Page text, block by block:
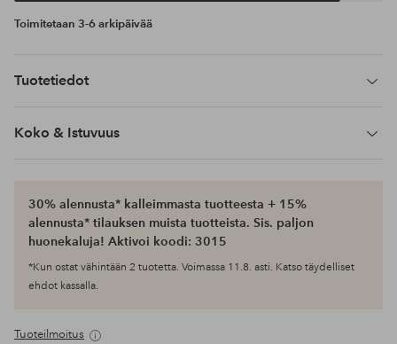
Toimitetaan 3-6 arkipäivää
Tuotetiedot
Koko & Istuvuus
30% alennusta* kalleimmasta tuotteesta + 15%
alennusta* tilauksen muista tuotteista. Sis. paljon
huonekaluja! Aktivoi koodi: 3015
*Kun ostat vähintään 2 tuotetta. Voimassa 11.8. asti. Katso täydelliset
ehdot kassalla.
Tuoteilmoitus